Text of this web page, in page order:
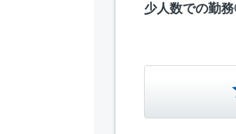
少人数での勤